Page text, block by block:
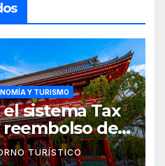
Y TURISMO
sistema Tax
de
noviembre
TURÍSTICO